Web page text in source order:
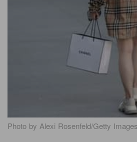
Photo by Alexi Rosenfeld/Getty Images